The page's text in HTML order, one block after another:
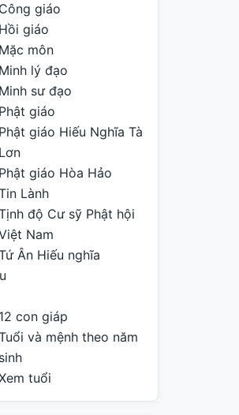
Công giáo
Hồi giáo
Mặc môn
Minh lý đạo
Minh sư đạo
Phật giáo
Phật giáo Hiếu Nghĩa Tà
Lơn
Phật giáo Hòa Hảo
Lành
độ Cư sỹ Phật hội
Nam
Ân Hiếu nghĩa
12 con giáp
và mệnh theo năm
sinh
tuổi